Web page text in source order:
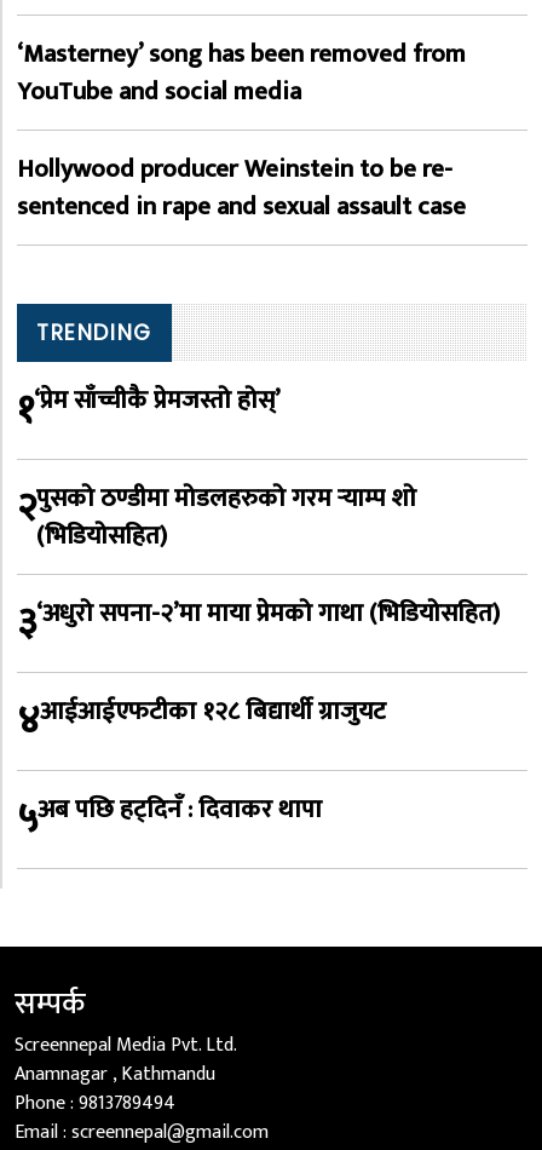
‘Masterney’ song has been removed from
YouTube and social media
Hollywood producer Weinstein to be re-
sentenced in rape and sexual assault case
TRENDING
१‘प्रेम साँच्चीकै प्रेमजस्तो होस्’
२पुसको ठण्डीमा मोडलहरुको गरम र्‍याम्प शो
(भिडियोसहित)
३‘अधुरो सपना-२’मा माया प्रेमको गाथा (भिडियोसहित)
४आईआईएफटीका १२८ बिद्यार्थी ग्राजुयट
५अब पछि हट्दिनँ : दिवाकर थापा
सम्पर्क
Screennepal Media Pvt. Ltd.
Anamnagar , Kathmandu
Phone :9813789494
Email :screennepal@gmail.com